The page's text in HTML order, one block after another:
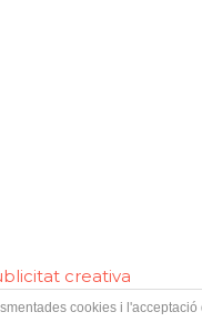
creativa
cookies i l'acceptació